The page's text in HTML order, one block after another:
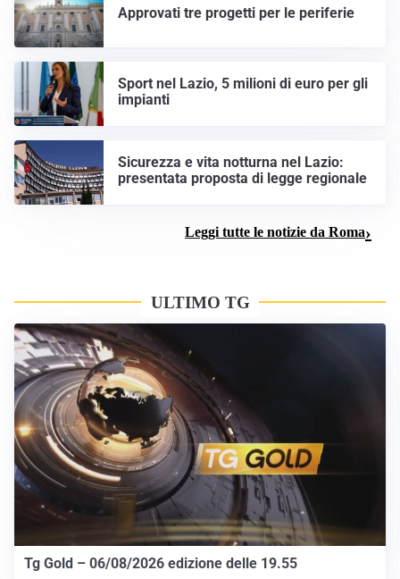
Approvati tre progetti per le periferie
Sport nel Lazio, 5 milioni di euro per gli
impianti
Sicurezza e vita notturna nel Lazio:
presentata proposta di legge regionale
Leggi tutte le notizie da Roma
ULTIMO TG
Tg Gold – 06/08/2026 edizione delle 19.55